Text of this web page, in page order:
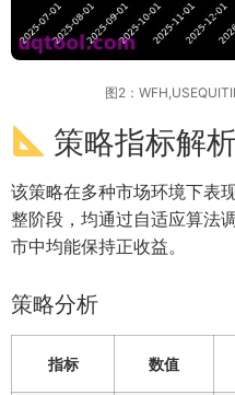
图2：
策略指标解析
该策略在多种市场环境下表
整阶段，均通过自适应算法
市中均能保持正收益。
策略分析
指标 数值